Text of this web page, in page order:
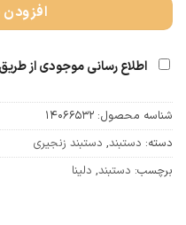
اطلاع رسانی موجودی از
شناسه محصول: 14066532
دسته: دستبند, دستبند زنجیری
برچسب: دستبند, دلینا